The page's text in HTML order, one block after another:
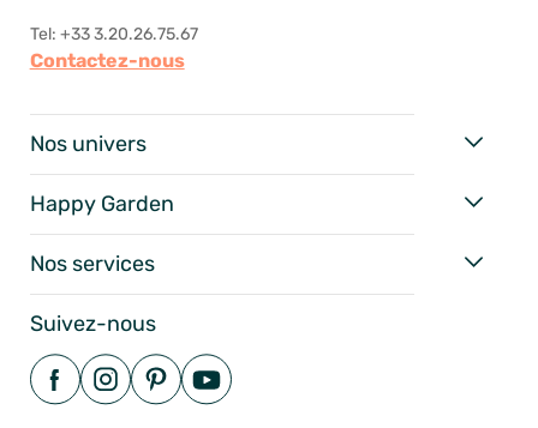
Tel: +33 3.20.26.75.67
Contactez-nous
Nos univers
Happy Garden
Nos services
Suivez-nous